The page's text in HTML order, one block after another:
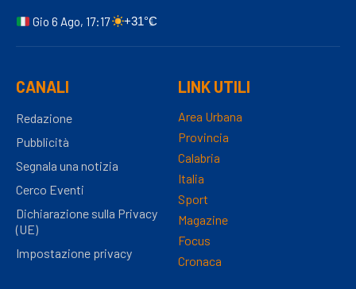
Gio 6 Ago, 17:17 +31°C
CANALI
Redazione
Pubblicità
Segnala una notizia
Cerco Eventi
Dichiarazione sulla Privacy
(UE)
Impostazione privacy
LINK UTILI
Area Urbana
Provincia
Calabria
Italia
Sport
Magazine
Focus
Cronaca